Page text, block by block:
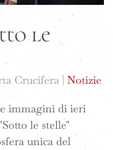
le
Crucifera | Notizie
immagini di ieri
le stelle"
unica del